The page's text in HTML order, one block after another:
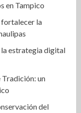
en Tampico
fortalecer la
la estrategia digital
Tradición: un
del